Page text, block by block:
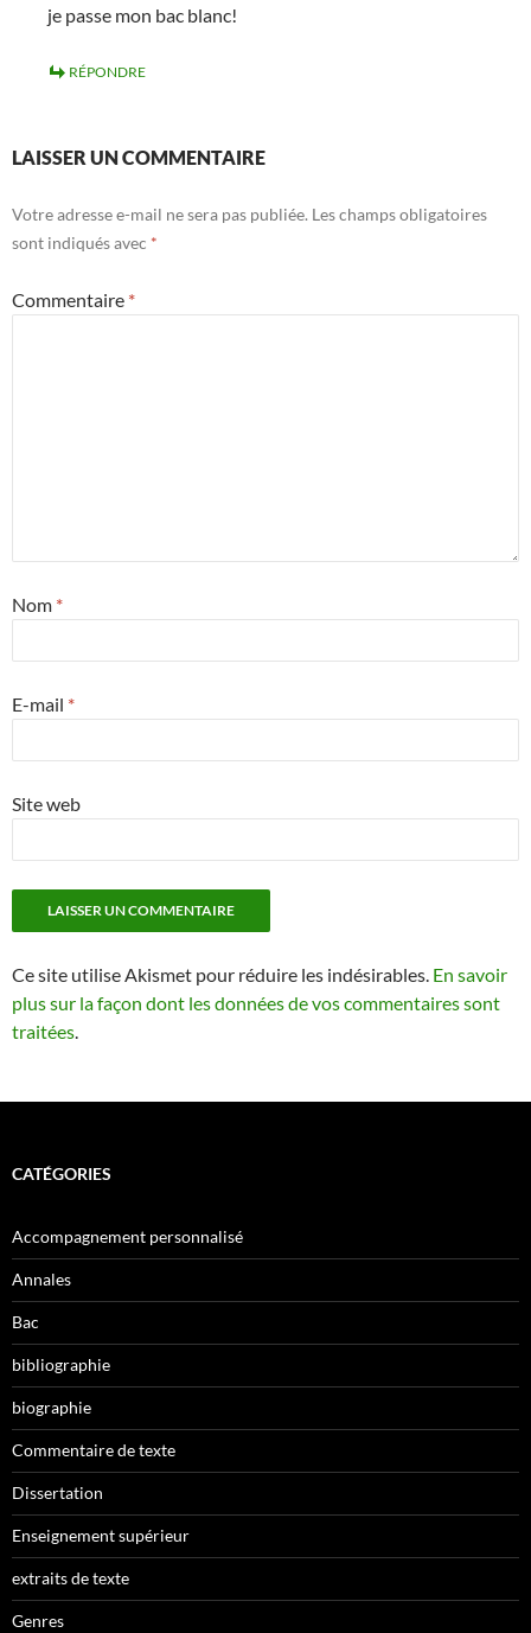
je passe mon bac blanc!
RÉPONDRE
LAISSER UN COMMENTAIRE
Votre adresse e-mail ne sera pas publiée. Les champs obligatoires
sont indiqués avec *
Commentaire *
Nom *
E-mail *
Site web
Ce site utilise Akismet pour réduire les indésirables. En savoir
plus sur la façon dont les données de vos commentaires sont
traitées.
CATÉGORIES
Accompagnement personnalisé
Annales
Bac
bibliographie
biographie
Commentaire de texte
Dissertation
Enseignement supérieur
extraits de texte
Genres